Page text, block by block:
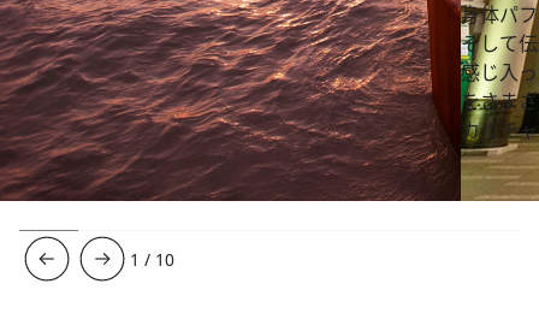
身体パ
そして
感じ入
をさま
カルチ
1 / 10